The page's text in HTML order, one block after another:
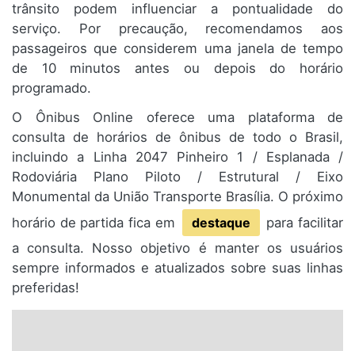
trânsito podem influenciar a pontualidade do
serviço. Por precaução, recomendamos aos
passageiros que considerem uma janela de tempo
de 10 minutos antes ou depois do horário
programado.
O Ônibus Online oferece uma plataforma de
consulta de horários de ônibus de todo o Brasil,
incluindo a Linha 2047 Pinheiro 1 / Esplanada /
Rodoviária Plano Piloto / Estrutural / Eixo
Monumental da União Transporte Brasília. O próximo
horário de partida fica em
destaque
para facilitar
a consulta. Nosso objetivo é manter os usuários
sempre informados e atualizados sobre suas linhas
preferidas!